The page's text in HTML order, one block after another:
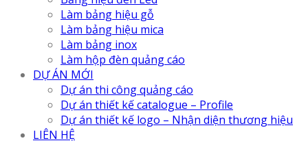
Làm bảng hiệu gỗ
Làm bảng hiệu mica
Làm bảng inox
Làm hộp đèn quảng cáo
DỰ ÁN MỚI
Dự án thi công quảng cáo
Dự án thiết kế catalogue – Profile
Dự án thiết kế logo – Nhận diện thương hiệu
LIÊN HỆ